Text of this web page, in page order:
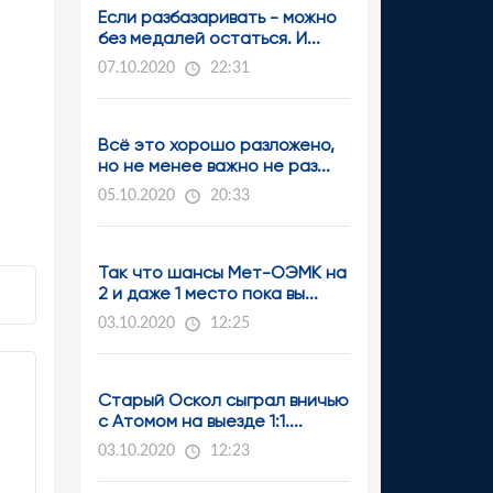
Если разбазаривать - можно
без медалей остаться. И...
07.10.2020 22:31
Всё это хорошо разложено,
но не менее важно не раз...
05.10.2020 20:33
Так что шансы Мет-ОЭМК на
2 и даже 1 место пока вы...
03.10.2020 12:25
Старый Оскол сыграл вничью
с Атомом на выезде 1:1....
03.10.2020 12:23